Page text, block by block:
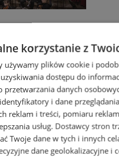
"Messa di Gloria" –
muzyczne w
w Tychach
korzystanie z
używamy plików cookie i
dostępu do
przetwarzania danych
i dane
reklam i treści, pomiaru
usług. Dostawcy stron
Twoje dane w tych i innych
dane geolokalizacyjne i